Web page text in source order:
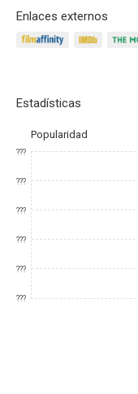
Enlaces externos
Estadísticas
Popularidad
???
???
???
???
???
???